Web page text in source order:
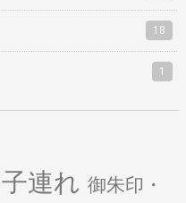
18
1
子連れ 御朱印・